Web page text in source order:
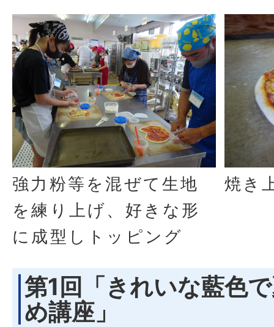
強力粉等を混ぜて生地
を練り上げ、好きな形
に成型しトッピング
焼き
第1回「きれいな藍色
め講座」